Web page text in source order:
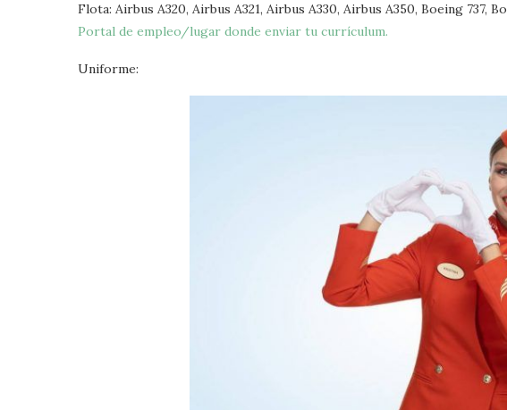
Flota: Airbus A320, Airbus A321, Airbus A330, Airbus A350, Boeing 737,
Portal de empleo/lugar donde enviar tu currículum.
Uniforme: